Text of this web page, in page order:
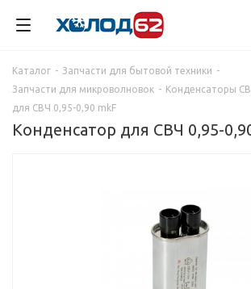
Каталог - Запчасти для бытовой техники -
Запчасти для микроволновок - Конденсаторы
для СВЧ 0,95-0,90 mkF
Конденсатор для СВЧ 0,95-